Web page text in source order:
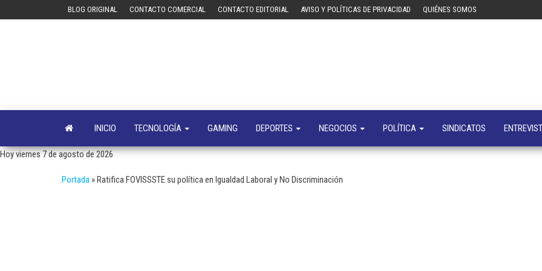
BLOG ORIGINAL CONTACTO COMERCIAL CONTACTO EDITORIAL AVISO Y POLÍTICAS DE PRIVACIDAD QUIÉNES SOMOS
negocios
INICIO TECNOLOGÍA GAMING DEPORTES NEGOCIOS POLÍTICA SINDICATOS
Hoy viernes 7 de agosto de 2026
Portada »Ratifica FOVISSSTE su política en Igualdad Laboral y No Discriminación